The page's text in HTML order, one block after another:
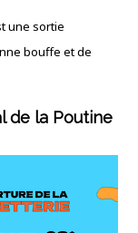
une sortie
bouffe et de
de la Poutine